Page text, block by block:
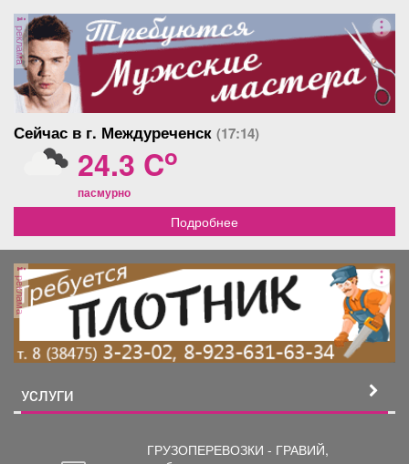
реклама
Сейчас в г. Междуреченск (17:14)
24.3 Co
пасмурно
Подробнее
реклама
УСЛУГИ
ГРУЗОПЕРЕВОЗКИ - ГРАВИЙ,